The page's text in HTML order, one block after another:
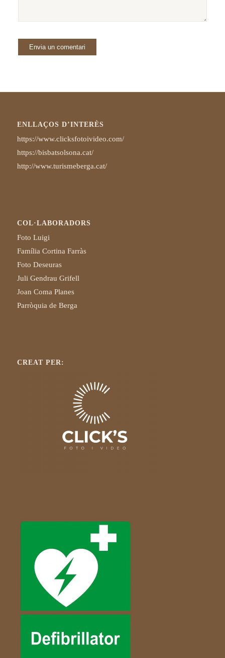
ENLLAÇOS D’INTERÈS
https://www.clicksfotoivideo.com/
https://bisbatsolsona.cat/
http://www.turismeberga.cat/
COL·LABORADORS
Foto Luigi
Família Cortina Farràs
Foto Deseuras
Juli Gendrau Grifell
Joan Coma Planes
Parròquia de Berga
CREAT PER: